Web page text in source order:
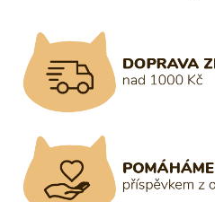
hvězdiček.